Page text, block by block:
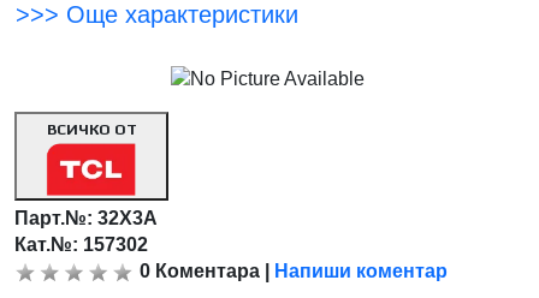
>>> Още характеристики
ВСИЧКО ОТ
Парт.№:32X3A
Кат.№: 157302
0 Коментара Напиши коментар